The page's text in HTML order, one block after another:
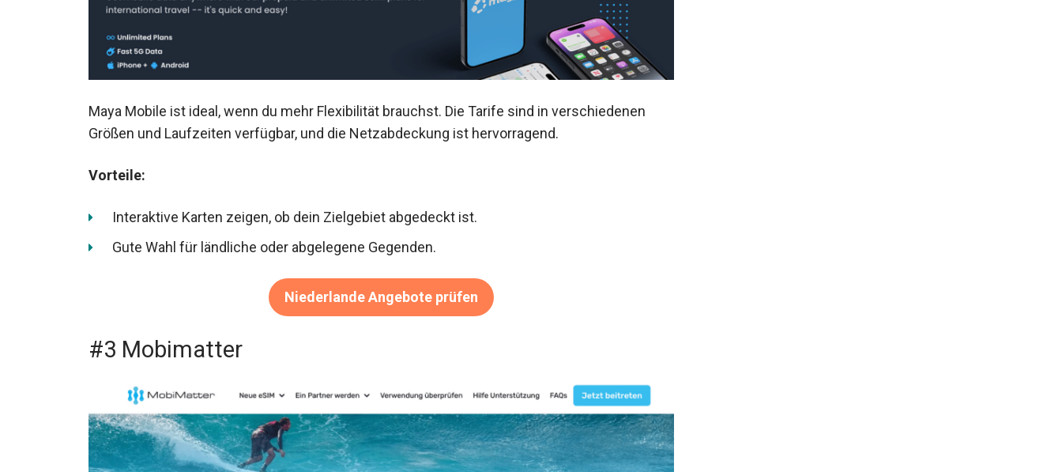
Maya Mobile ist ideal, wenn du mehr Flexibilität brauchst. Die Tarife sind in verschiedenen
Größen und Laufzeiten verfügbar, und die Netzabdeckung ist hervorragend.
Vorteile:
Interaktive Karten zeigen, ob dein Zielgebiet abgedeckt ist.
Gute Wahl für ländliche oder abgelegene Gegenden.
Niederlande Angebote prüfen
#3 Mobimatter